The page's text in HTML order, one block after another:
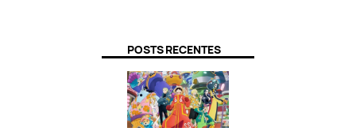
POSTS RECENTES